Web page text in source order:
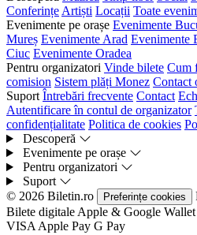
Conferințe Artiști Locații Toate
Evenimente pe orașe Evenimente
Mureș Evenimente Arad Evenimente
Ciuc Evenimente Oradea
Pentru organizatori Vinde bilete Cum
comision Sistem plăți Monez Contact
Suport Întrebări frecvente Contact
Autentificare în contul de organizator
confidențialitate Politica de cookies
Descoperă
Evenimente pe orașe
Pentru organizatori
Suport
© 2026 Biletin.ro
Preferințe cookies
Bilete digitale Apple & Google Wallet
VISA Apple Pay G Pay